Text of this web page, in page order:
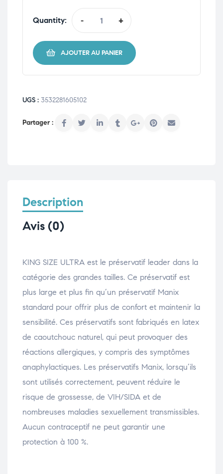
Quantity: - +
AJOUTER AU PANIER
UGS : 3532281605102
Description
Avis (0)
KING SIZE ULTRA est le préservatif leader dans la
catégorie des grandes tailles. Ce préservatif est
plus large et plus fin qu’un préservatif Manix
standard pour offrir plus de confort et maintenir la
sensibilité. Ces préservatifs sont fabriqués en latex
de caoutchouc naturel, qui peut provoquer des
réactions allergiques, y compris des symptômes
anaphylactiques. Les préservatifs Manix, lorsqu’ils
sont utilisés correctement, peuvent réduire le
risque de grossesse, de VIH/SIDA et de
nombreuses maladies sexuellement transmissibles.
Aucun contraceptif ne peut garantir une
protection à 100 %.